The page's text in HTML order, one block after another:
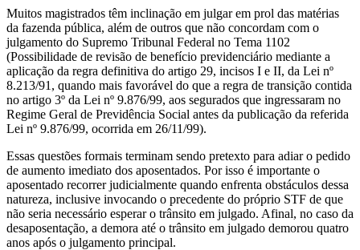
Muitos magistrados têm inclinação em julgar em prol das matérias
da fazenda pública, além de outros que não concordam com o
julgamento do Supremo Tribunal Federal no Tema 1102
(Possibilidade de revisão de benefício previdenciário mediante a
aplicação da regra definitiva do artigo 29, incisos I e II, da Lei nº
8.213/91, quando mais favorável do que a regra de transição contida
no artigo 3º da Lei nº 9.876/99, aos segurados que ingressaram no
Regime Geral de Previdência Social antes da publicação da referida
Lei nº 9.876/99, ocorrida em 26/11/99).
Essas questões formais terminam sendo pretexto para adiar o pedido
de aumento imediato dos aposentados. Por isso é importante o
aposentado recorrer judicialmente quando enfrenta obstáculos dessa
natureza, inclusive invocando o precedente do próprio STF de que
não seria necessário esperar o trânsito em julgado. Afinal, no caso da
desaposentação, a demora até o trânsito em julgado demorou quatro
anos após o julgamento principal.